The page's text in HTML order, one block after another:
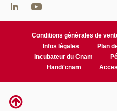
Conditions générales de
Infos légales
Plan
Incubateur du Cnam
Handi'cnam